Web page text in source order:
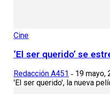
Cine
‘El ser querido’ se
Redacción A451 - 19 mayo,
'El ser querido', la nueva